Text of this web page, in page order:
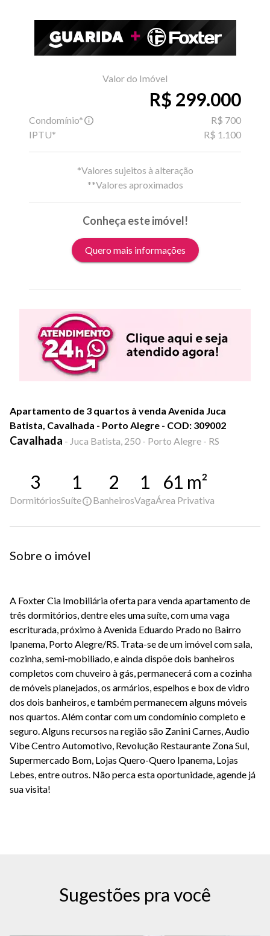
Valor do Imóvel
R$ 299.000
Condomínio*
R$ 700
IPTU*
R$ 1.100
*Valores sujeitos à alteração
**Valores aproximados
Conheça este imóvel!
Quero mais informações
Apartamento de 3 quartos à venda Avenida Juca
Batista, Cavalhada - Porto Alegre - COD: 309002
Cavalhada - Juca Batista, 250 - Porto Alegre - RS
3
Dormitórios
1
Suíte
2
Banheiros
1
Vaga
61 m²
Área Privativa
Sobre o imóvel
A Foxter Cia Imobiliária oferta para venda apartamento de
três dormitórios, dentre eles uma suíte, com uma vaga
escriturada, próximo à Avenida Eduardo Prado no Bairro
Ipanema, Porto Alegre/RS. Trata-se de um imóvel com sala,
cozinha, semi-mobiliado, e ainda dispõe dois banheiros
completos com chuveiro à gás, permanecerá com a cozinha
de móveis planejados, os armários, espelhos e box de vidro
dos dois banheiros, e também permanecem alguns móveis
nos quartos. Além contar com um condomínio completo e
seguro. Alguns recursos na região são Zanini Carnes, Audio
Vibe Centro Automotivo, Revolução Restaurante Zona Sul,
Supermercado Bom, Lojas Quero-Quero Ipanema, Lojas
Lebes, entre outros. Não perca esta oportunidade, agende já
sua visita!
Sugestões pra você